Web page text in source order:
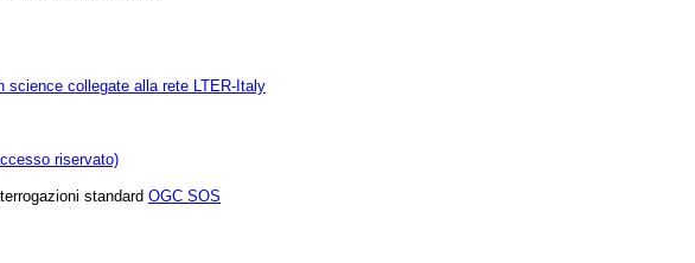
collegate alla rete LTER-Italy
riservato)
standard OGC SOS